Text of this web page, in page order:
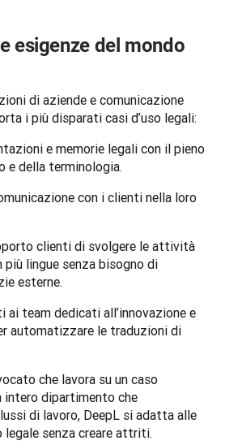
esigenze del mondo
di aziende e comunicazione
i più disparati casi d’uso legali:
e memorie legali con il pieno
e della terminologia.
con i clienti nella loro
clienti di svolgere le attività
lingue senza bisogno di
esterne.
ai team dedicati all’innovazione e
automatizzare le traduzioni di
che lavora su un caso
intero dipartimento che
di lavoro, DeepL si adatta alle
senza creare attriti.